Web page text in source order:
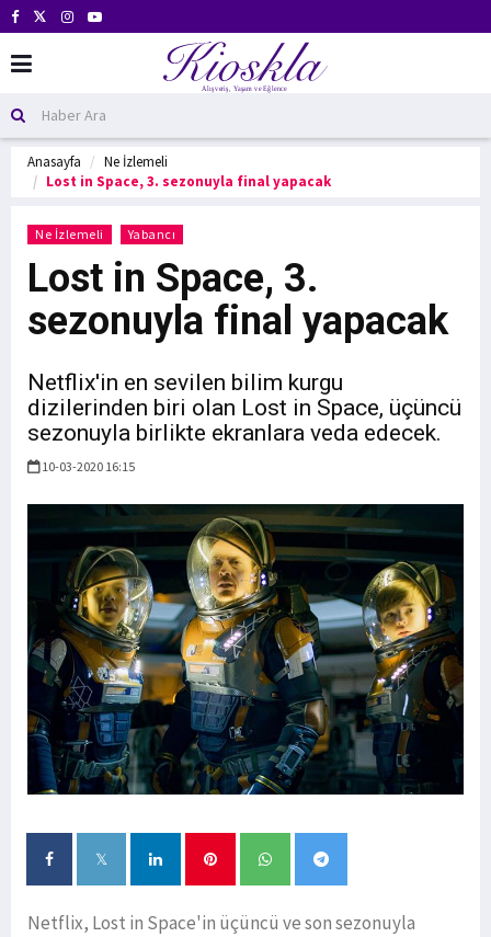
Anasayfa
Ne İzlemeli
Lost in Space, 3. sezonuyla final yapacak
Ne İzlemeli Yabancı
Lost in Space, 3.
sezonuyla final yapacak
Netflix'in en sevilen bilim kurgu
dizilerinden biri olan Lost in Space, üçüncü
sezonuyla birlikte ekranlara veda edecek.
10-03-2020 16:15
Netflix, Lost in Space'in üçüncü ve son sezonuyla